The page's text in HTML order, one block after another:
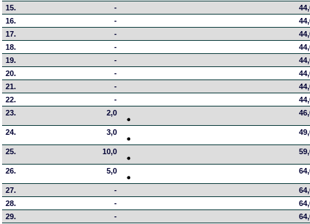
15.
-
16.
-
17.
-
18.
-
19.
-
20.
-
21.
-
22.
-
23.
2,0
24. 3,0
25. 10,0
26. 5,0
27. -
28.
-
29.
-